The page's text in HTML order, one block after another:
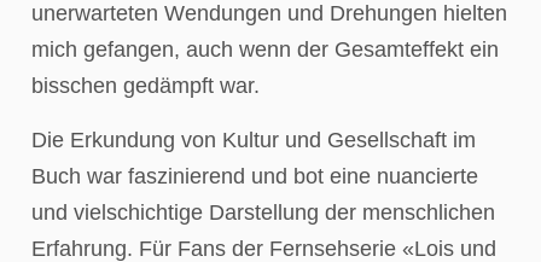
unerwarteten Wendungen und Drehungen hielten
mich gefangen, auch wenn der Gesamteffekt ein
bisschen gedämpft war.
Die Erkundung von Kultur und Gesellschaft im
Buch war faszinierend und bot eine nuancierte
und vielschichtige Darstellung der menschlichen
Erfahrung. Für Fans der Fernsehserie «Lois und